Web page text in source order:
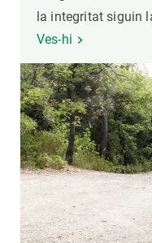
la integritat siguin
Ves-hi